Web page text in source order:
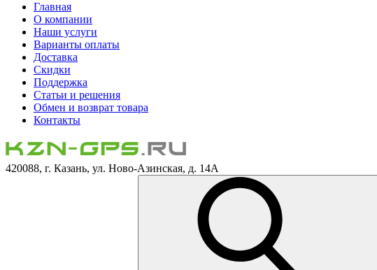
Главная
О компании
Наши услуги
Варианты оплаты
Доставка
Скидки
Поддержка
Статьи и решения
Обмен и возврат товара
Контакты
420088, г. Казань, ул. Ново-Азинская, д. 14А